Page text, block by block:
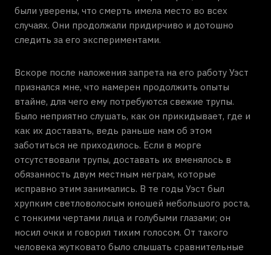
были уверены, что смерть имела место во всех
случаях. Они продолжали придирчиво и дотошно
следить за его экспериментами.
Вскоре после наложения запрета на его работу Уэст
признался мне, что намерен продолжить опыты
втайне, для чего ему потребуются свежие трупы.
Было неприятно слушать, как он прикидывает, где и
как их доставать, ведь раньше нам об этом
заботиться не приходилось. Если в морге
отсутствовали трупы, доставать их вменялось в
обязанность двум местным неграм, которые
исправно этим занимались. В те годы Уэст был
хрупким светловолосым юношей небольшого роста,
с тонкими чертами лица и голубыми глазами; он
носил очки и говорил тихим голосом. От такого
человека жутковато было слышать сравнительные